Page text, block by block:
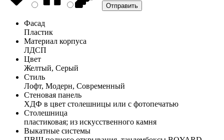
Фасад
Пластик
Материал корпуса
ЛДСП
Цвет
Желтый, Серый
Стиль
Лофт, Модерн, Современный
Стеновая панель
ХДФ в цвет столешницы или с фотопечатью
Столешница
пластиковая; из искусственного камня
Выкатные системы